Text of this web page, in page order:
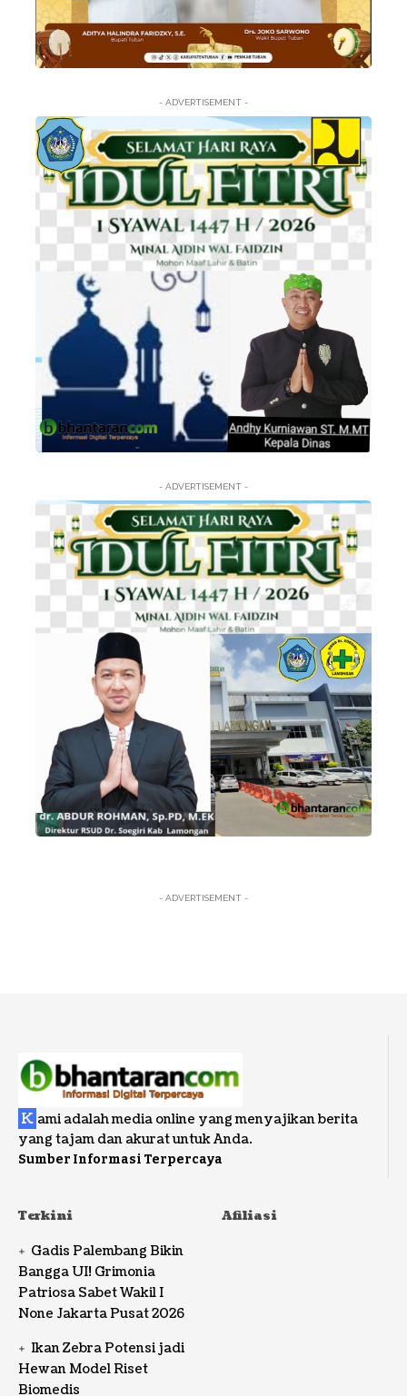
- ADVERTISEMENT -
- ADVERTISEMENT -
- ADVERTISEMENT -
K ami adalah media online yang menyajikan berita
yang tajam dan akurat untuk Anda.
Sumber Informasi Terpercaya
Terkini
Gadis Palembang Bikin
Bangga UI! Grimonia
Patriosa Sabet Wakil I
None Jakarta Pusat 2026
Ikan Zebra Potensi jadi
Hewan Model Riset
Biomedis
Afiliasi